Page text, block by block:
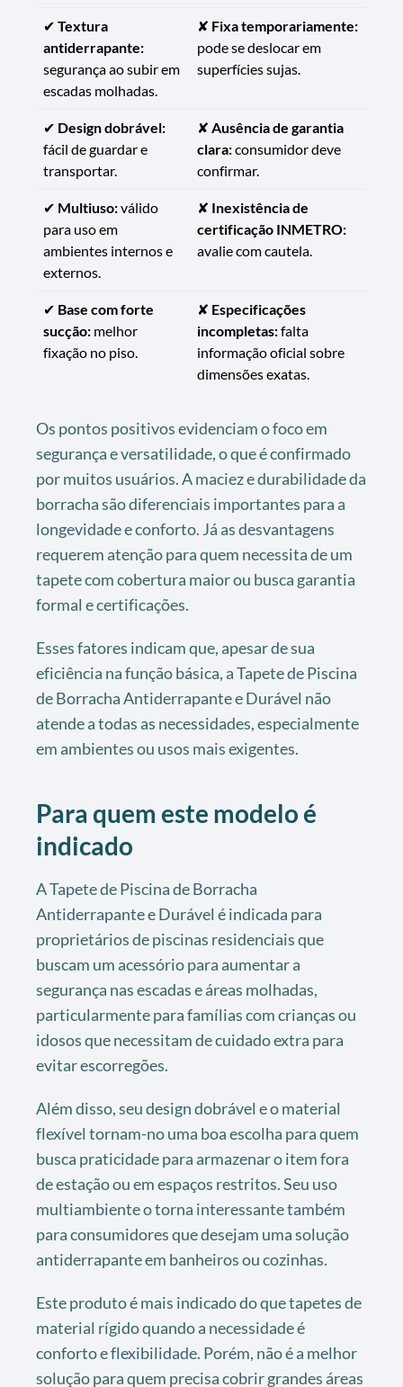
✔ Textura
antiderrapante:
segurança ao subir em
escadas molhadas.
✘ Fixa temporariamente:
pode se deslocar em
superfícies sujas.
✔ Design dobrável:
fácil de guardar e
transportar.
✘ Ausência de garantia
clara:consumidor deve
confirmar.
✔ Multiuso:válido
para uso em
ambientes internos e
externos.
✘ Inexistência de
certificação INMETRO:
avalie com cautela.
✔ Base com forte
sucção: melhor
fixação no piso.
✘ Especificações
incompletas:falta
informação oficial sobre
dimensões exatas.
Os pontos positivos evidenciam o foco em
segurança e versatilidade, o que é confirmado
por muitos usuários. A maciez e durabilidade da
borracha são diferenciais importantes para a
longevidade e conforto. Já as desvantagens
requerem atenção para quem necessita de um
tapete com cobertura maior ou busca garantia
formal e certificações.
Esses fatores indicam que, apesar de sua
eficiência na função básica, a Tapete de Piscina
de Borracha Antiderrapante e Durável não
atende a todas as necessidades, especialmente
em ambientes ou usos mais exigentes.
Para quem este modelo é
indicado
A Tapete de Piscina de Borracha
Antiderrapante e Durável é indicada para
proprietários de piscinas residenciais que
buscam um acessório para aumentar a
segurança nas escadas e áreas molhadas,
particularmente para famílias com crianças ou
idosos que necessitam de cuidado extra para
evitar escorregões.
Além disso, seu design dobrável e o material
flexível tornam-no uma boa escolha para quem
busca praticidade para armazenar o item fora
de estação ou em espaços restritos. Seu uso
multiambiente o torna interessante também
para consumidores que desejam uma solução
antiderrapante em banheiros ou cozinhas.
Este produto é mais indicado do que tapetes de
material rígido quando a necessidade é
conforto e flexibilidade. Porém, não é a melhor
solução para quem precisa cobrir grandes áreas